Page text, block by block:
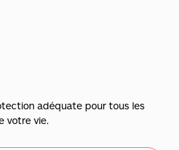
adéquate pour tous les
votre vie.